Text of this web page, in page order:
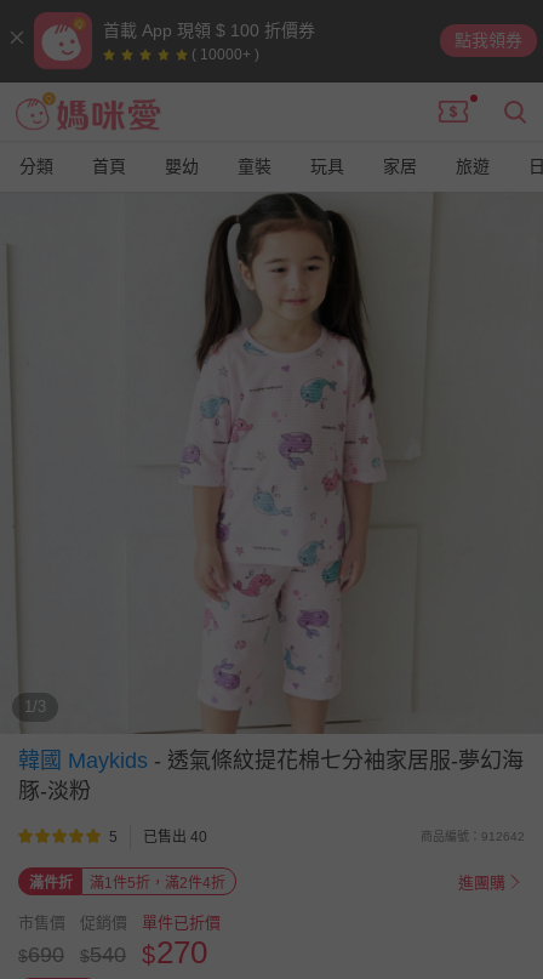
首載 App 現領 $ 100 折價券
( 10000+ )
點我領券
分類 首頁 嬰幼 童裝 玩具 家居 旅遊
1/3
韓國 Maykids - 透氣條紋提花棉七分袖家居服-夢幻海
豚-淡粉
5 已售出 40 商品編號：912642
滿件折 滿1件5折，滿2件4折 進團購
市售價
$690
促銷價
$540
單件已折價
$270